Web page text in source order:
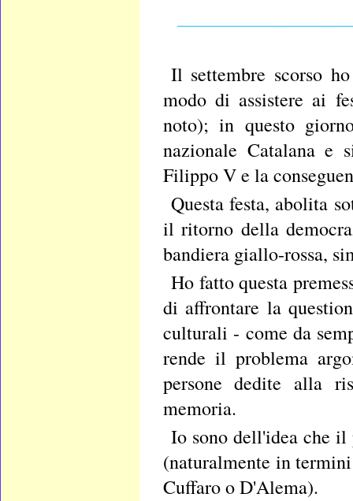
Il settembre scorso
modo di assistere ai
noto); in questo
nazionale Catalana
Filippo V e la
Questa festa, abolita
il ritorno della
bandiera giallo-rossa,
Ho fatto questa
di affrontare la
culturali - come da
rende il problema
persone dedite alla
memoria.
Io sono dell'idea che
(naturalmente in
Cuffaro o D'Alema).